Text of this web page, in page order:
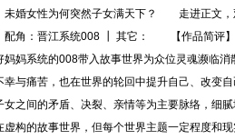
女性为何突然子女满天下？ 走进正文，
角：晋江系统008 ┃ 其它： 【作品简评
妈系统的008带入故事世界为众位灵魂濒临
幸与痛苦，也在世界的轮回中提升自己、改
之间的矛盾、决裂、亲情等为主要脉络，细
构的故事世界，但每个世界主题一定程度和